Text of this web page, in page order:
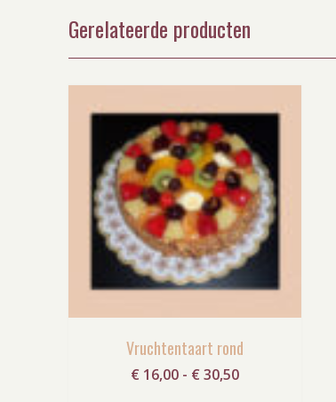
Gerelateerde producten
Vruchtentaart rond
€ 16,00 - € 30,50Prijsklasse: